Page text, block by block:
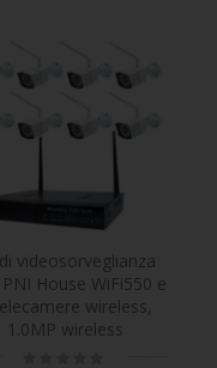
Kit di videosorveglianza
PNI House - NVR 16CH
1080P e 4 PNI IP2DOME
1080P PNI